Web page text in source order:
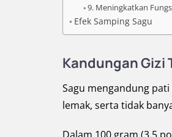
9. Meningkatkan
Efek Samping Sagu
Kandungan Gizi
Sagu mengandung
lemak, serta tidak